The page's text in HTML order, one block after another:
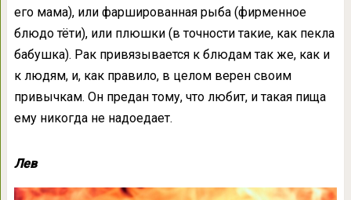
его мама), или фаршированная рыба (фирменное
блюдо тёти), или плюшки (в точности такие, как пекла
бабушка). Рак привязывается к блюдам так же, как и
к людям, и, как правило, в целом верен своим
привычкам. Он предан тому, что любит, и такая пища
ему никогда не надоедает.
Лев